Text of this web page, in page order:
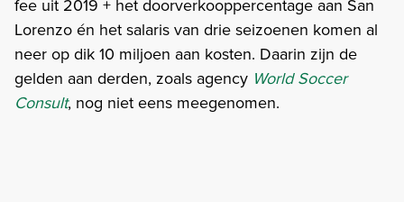
fee uit 2019 + het doorverkooppercentage aan San
Lorenzo én het salaris van drie seizoenen komen al
neer op dik 10 miljoen aan kosten. Daarin zijn de
gelden aan derden, zoals agency World Soccer
Consult, nog niet eens meegenomen.